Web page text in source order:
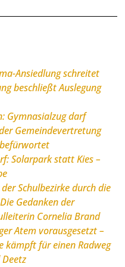
Ansiedlung schreitet
beschließt Auslegung
Gymnasialzug darf
Gemeindevertretung
Solarpark statt Kies –
Schulbezirke durch die
Gedanken der
Cornelia Brand
Atem vorausgesetzt –
kämpft für einen Radweg